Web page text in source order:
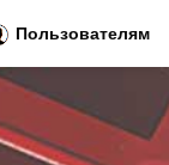
Пользователям